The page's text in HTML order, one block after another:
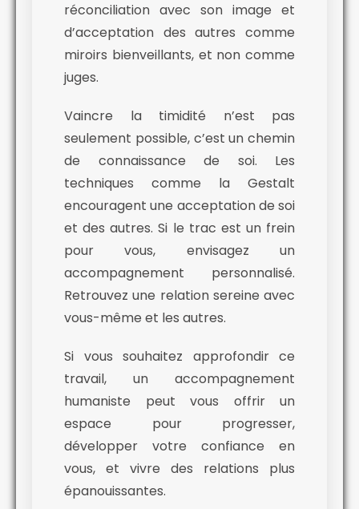
réconciliation avec son image et
d’acceptation des autres comme
miroirs bienveillants, et non comme
juges.
Vaincre la timidité n’est pas
seulement possible, c’est un chemin
de connaissance de soi. Les
techniques comme la Gestalt
encouragent une acceptation de soi
et des autres. Si le trac est un frein
pour vous, envisagez un
accompagnement personnalisé.
Retrouvez une relation sereine avec
vous-même et les autres.
Si vous souhaitez approfondir ce
travail, un accompagnement
humaniste peut vous offrir un
espace pour progresser,
développer votre confiance en
vous, et vivre des relations plus
épanouissantes.